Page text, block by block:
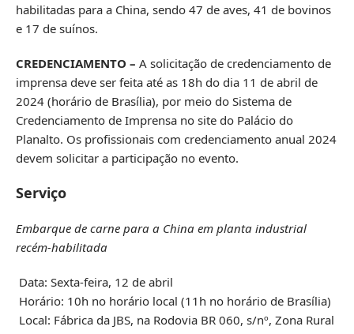
habilitadas para a China, sendo 47 de aves, 41 de bovinos
e 17 de suínos.
CREDENCIAMENTO – A solicitação de credenciamento de
imprensa deve ser feita até as 18h do dia 11 de abril de
2024 (horário de Brasília), por meio do Sistema de
Credenciamento de Imprensa no site do Palácio do
Planalto. Os profissionais com credenciamento anual 2024
devem solicitar a participação no evento.
Serviço
Embarque de carne para a China em planta industrial
recém-habilitada
Data: Sexta-feira, 12 de abril
Horário: 10h no horário local (11h no horário de Brasília)
Local: Fábrica da JBS, na Rodovia BR 060, s/nº, Zona Rural